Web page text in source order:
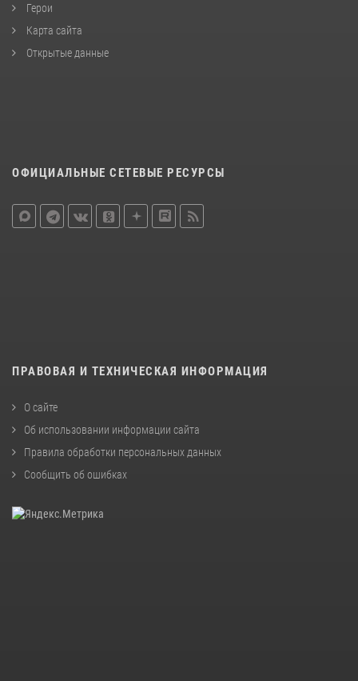
Герои
Карта сайта
Открытые данные
ОФИЦИАЛЬНЫЕ СЕТЕВЫЕ РЕСУРСЫ
ПРАВОВАЯ И ТЕХНИЧЕСКАЯ ИНФОРМАЦИЯ
О сайте
Об использовании информации сайта
Правила обработки персональных данных
Сообщить об ошибках